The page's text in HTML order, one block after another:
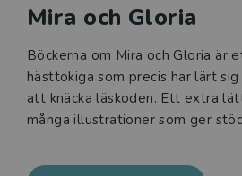
Mira och Gloria
Böckerna om Mira och Gloria är
hästtokiga som precis har lärt
att knäcka läskoden. Ett extra
många illustrationer som ger